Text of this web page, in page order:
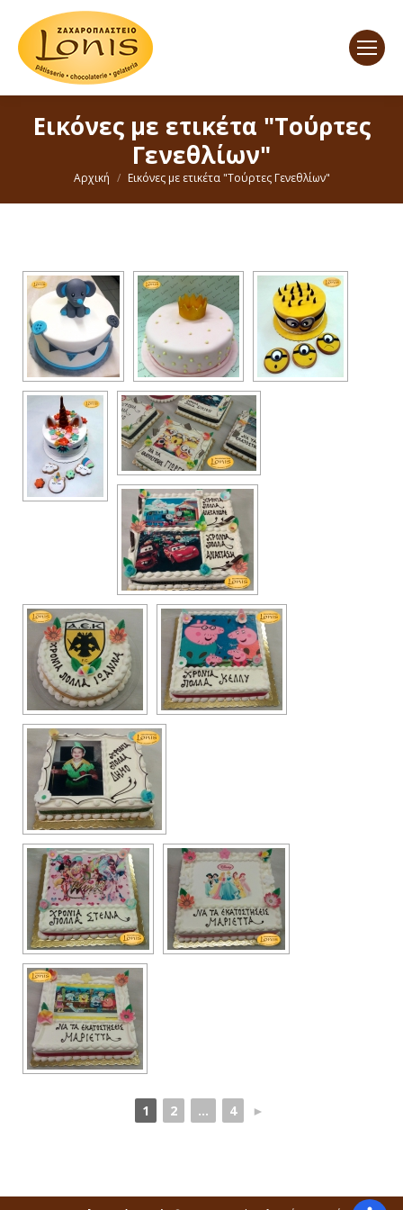
Εικόνες με ετικέτα "Τούρτες
Γενεθλίων"
You are here:
Αρχική Εικόνες με ετικέτα "Τούρτες Γενεθλίων"
1 2 ... 4 ►